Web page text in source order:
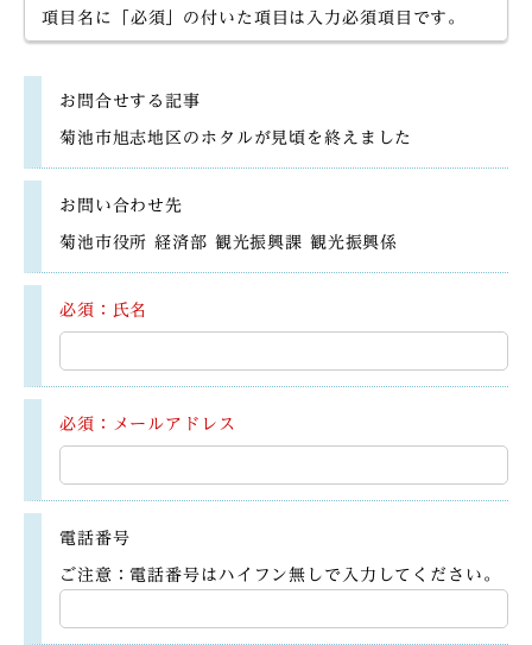
項目名に「必須」の付いた項目は入力必須項目です。
お問合せする記事
菊池市旭志地区のホタルが見頃を終えました
お問い合わせ先
菊池市役所 経済部 観光振興課 観光振興係
必須：氏名
必須：メールアドレス
電話番号
ご注意：電話番号はハイフン無しで入力してください。